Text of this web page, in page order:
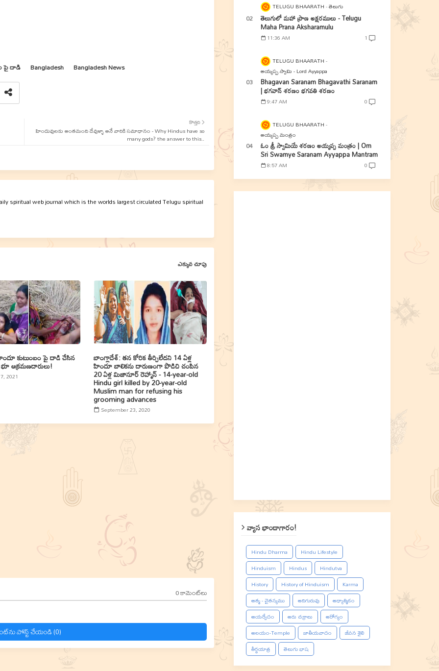
పై దాడి Bangladesh Bangladesh News
కొత్తది
హిందువులకు అంతమంది దేవుళ్ళా అనే వారికి సమాధానం - Why Hindus have so
many gods? the answer to this..
spiritual web journal which is the worlds largest circulated Telugu spiritual
ఎక్కువ చూపు
కుటుంబం పై దాడి చేసిన
భూ ఆక్రమణదారులు!
2021
బాంగ్లాదేశ్: తన కోరిక తీర్చిలేదని 14 ఏళ్ల
హిందూ బాలికను దారుణంగా పొడిచి చంపిన
20 ఏళ్ల మిజానూర్ రెహ్మాన్ - 14-year-old
Hindu girl killed by 20-year-old
Muslim man for refusing his
grooming advances
September 23, 2020
0 కామెంట్‌లు
పోస్ట్ చేయండి (0)
TELUGU BHAARATH తెలుగు
తెలుగులో మహా ప్రాణ అక్షరములు - Telugu
Maha Prana Aksharamulu
11:36 AM 1
TELUGU BHAARATH
అయ్యప్ప స్వామి - Lord Ayyappa
Bhagavan Saranam Bhagavathi Saranam
| భగవాన్ శరణం భగవతి శరణం
9:47 AM 0
TELUGU BHAARATH
అయ్యప్ప మంత్రం
ఓం శ్రీ స్వామియే శరణం అయ్యప్ప మంత్రం | Om
Sri Swamye Saranam Ayyappa Mantram
8:57 AM 0
వ్యాస భాండాగారం!
Hindu Dharma
Hindu Lifestyle
Hinduism
Hindus
Hindutva
History
History of Hinduism
Karma
ఆత్మ - చైతన్యము
ఆదిగురువు
ఆధ్యాత్మికం
ఆయర్వేదం
ఆరు చక్రాలు
ఆరోగ్యం
ఆలయం-Temple
జాతీయవాదం
జీవన శైలి
తీర్థయాత్ర
తెలుగు భాష